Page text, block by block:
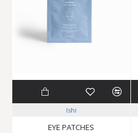
Ishi
EYE PATCHES